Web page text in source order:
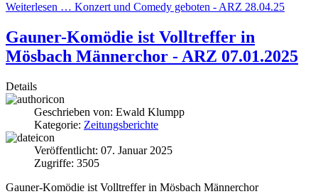
Weiterlesen … Konzert und Comedy geboten - ARZ 28.04.25
Gauner-Komödie ist Volltreffer in
Mösbach Männerchor - ARZ 07.01.2025
Details
Geschrieben von: Ewald Klumpp
Kategorie: Zeitungsberichte
Veröffentlicht: 07. Januar 2025
Zugriffe: 3505
Gauner-Komödie ist Volltreffer in Mösbach Männerchor